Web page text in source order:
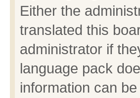
Either the
translated this
administrator if
language pack
information can